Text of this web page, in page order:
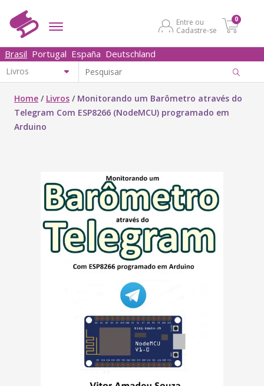
Entre ou
Cadastre-se
0
Brasil Portugal España Deutschland
Home / Livros / Monitorando um Barômetro através do
Telegram Com ESP8266 (NodeMCU) programado em
Arduino